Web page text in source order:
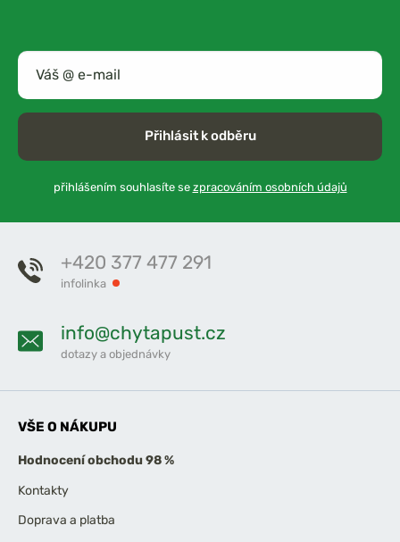
Přihlásit k odběru
přihlášením souhlasíte se zpracováním osobních údajů
+420 377 477 291
infolinka
info@chytapust.cz
dotazy a objednávky
VŠE O NÁKUPU
Hodnocení obchodu 98 %
Kontakty
Doprava a platba